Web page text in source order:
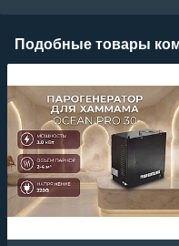
Подобные товары